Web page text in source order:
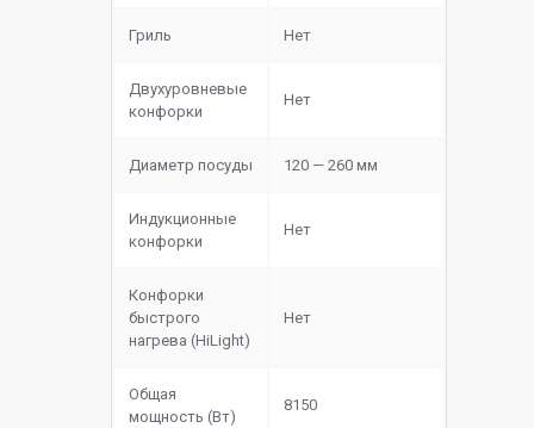
Гриль Нет
Двухуровневые
конфорки
Нет
Диаметр посуды 120 — 260 мм
Индукционные
конфорки
Нет
Конфорки
быстрого
нагрева (HiLight)
Нет
Общая
мощность (Вт)
8150